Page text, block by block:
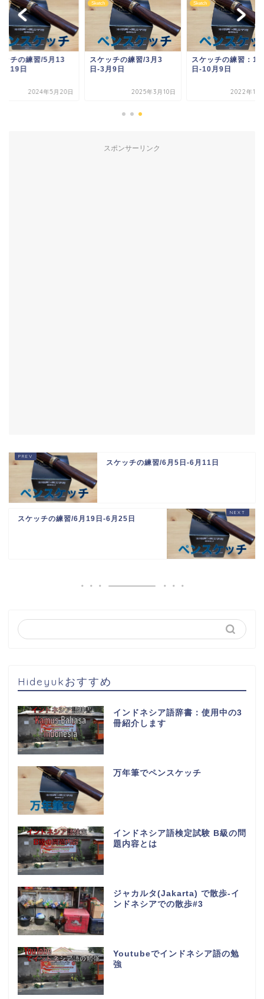
ッチの練習/5月13
月19日
2024年5月20日
Sketch
スケッチの練習/3月3
日-3月9日
2025年3月10日
Sketch
スケッチの練習：10
日-10月9日
2022年10
スポンサーリンク
スケッチの練習/6月5日-6月11日
スケッチの練習/6月19日-6月25日
Hideyukおすすめ
インドネシア語辞書：使用中の3
冊紹介します
万年筆でペンスケッチ
インドネシア語検定試験 B級の問
題内容とは
ジャカルタ(Jakarta) で散歩-イ
ンドネシアでの散歩#3
Youtubeでインドネシア語の勉
強